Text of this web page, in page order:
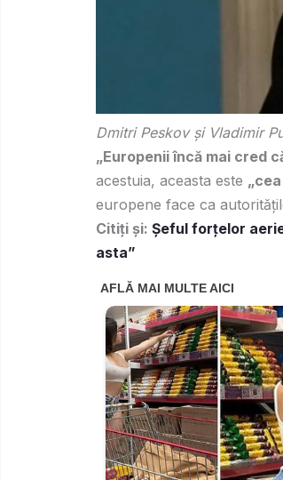
Dmitri Peskov și Vladimir
„Europenii încă mai cred
acestuia, aceasta este
europene face ca
Citiți și: Șeful forțelor
asta”